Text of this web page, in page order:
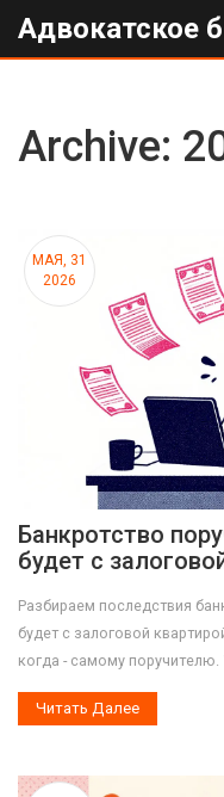
Адвокатское
Archive:
МАЯ, 31
2026
Банкротство
будет с
Разбираем последствия
будет с залоговой
когда - самому
Читать Далее